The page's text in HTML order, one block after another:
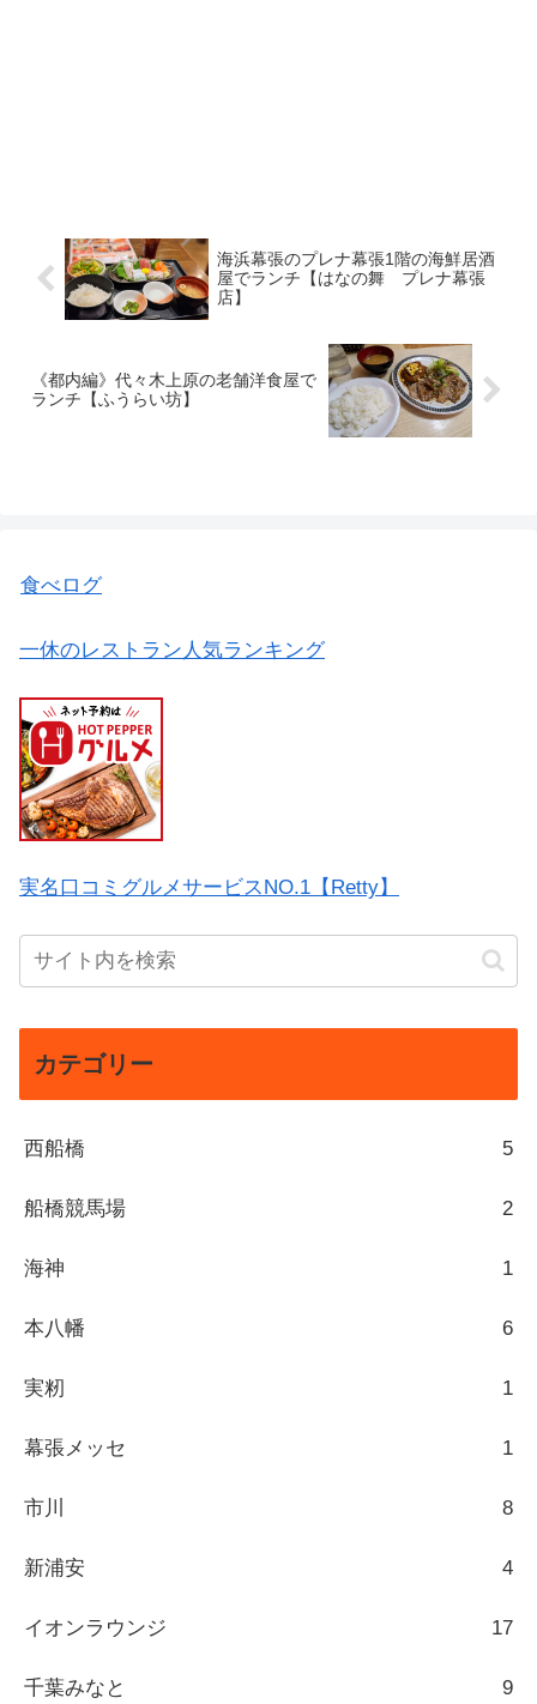
海浜幕張のプレナ幕張1階の海鮮居酒
屋でランチ【はなの舞 プレナ幕張
店】
《都内編》代々木上原の老舗洋食屋で
ランチ【ふうらい坊】
食べログ
一休のレストラン人気ランキング
実名口コミグルメサービスNO.1【Retty】
カテゴリー
西船橋 5
船橋競馬場 2
海神 1
本八幡 6
実籾 1
幕張メッセ 1
市川 8
新浦安 4
イオンラウンジ 17
千葉みなと 9